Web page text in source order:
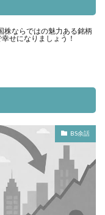
株ならではの魅力ある銘柄
せになりましょう！
BS余話